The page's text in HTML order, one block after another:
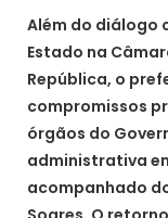
Além do diálogo
Estado na
República, o
compromissos
órgãos do
administrativa
acompanhado